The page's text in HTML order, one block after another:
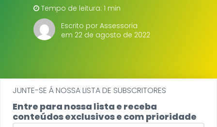
PROJETOS
Tempo de leitura: 1 min
Escrito por Assessoria
em 22 de agosto de 2022
JUNTE-SE Á NOSSA LISTA DE SUBSCRITORES
Entre para nossa lista e receba
conteúdos exclusivos e com prioridade